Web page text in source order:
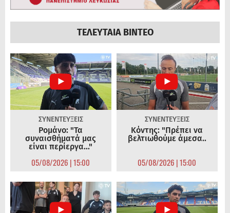
ΤΕΛΕΥΤΑΙΑ ΒΙΝΤΕΟ
ΣΥΝΕΝΤΕΥΞΕΙΣ
Ρομάνο: "Τα
συναισθήματά μας
είναι περίεργα..."
05/08/2026 | 15:00
ΣΥΝΕΝΤΕΥΞΕΙΣ
Κόντης: "Πρέπει να
βελτιωθούμε άμεσα..
05/08/2026 | 15:00